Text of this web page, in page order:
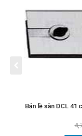
Bản lề sàn DCL 41